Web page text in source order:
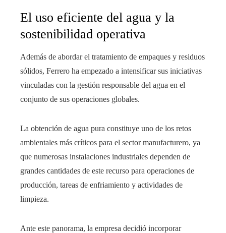
El uso eficiente del agua y la
sostenibilidad operativa
Además de abordar el tratamiento de empaques y residuos
sólidos, Ferrero ha empezado a intensificar sus iniciativas
vinculadas con la gestión responsable del agua en el
conjunto de sus operaciones globales.
La obtención de agua pura constituye uno de los retos
ambientales más críticos para el sector manufacturero, ya
que numerosas instalaciones industriales dependen de
grandes cantidades de este recurso para operaciones de
producción, tareas de enfriamiento y actividades de
limpieza.
Ante este panorama, la empresa decidió incorporar